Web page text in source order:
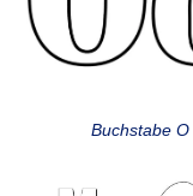
Buchstabe O